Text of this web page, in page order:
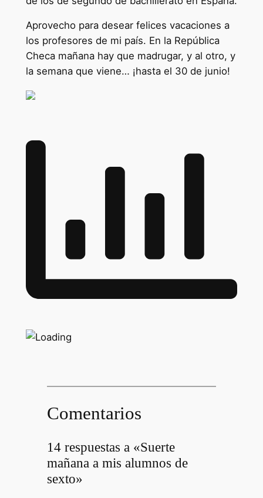
Aprovecho para desear felices vacaciones a
los profesores de mi país. En la República
Checa mañana hay que madrugar, y al otro, y
la semana que viene… ¡hasta el 30 de junio!
Comentarios
14 respuestas a «Suerte
mañana a mis alumnos de
sexto»